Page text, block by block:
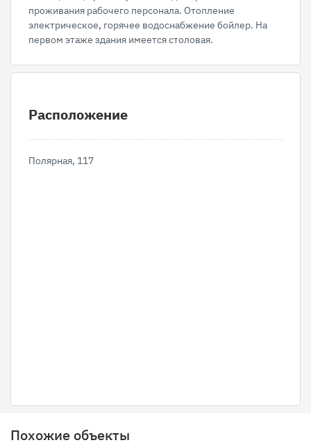
проживания рабочего персонала. Отопление
электрическое, горячее водоснабжение бойлер. На
первом этаже здания имеется столовая.
Расположение
Полярная, 117
Похожие объекты